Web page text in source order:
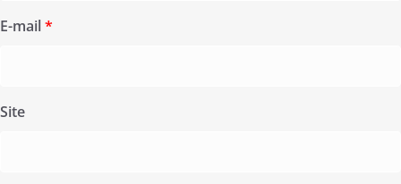
E-mail*
Site